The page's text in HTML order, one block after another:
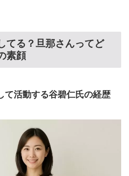
てる？旦那さんってど
素顔
て活動する谷碧仁氏の経歴